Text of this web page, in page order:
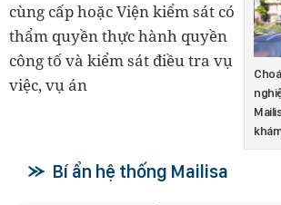
cùng cấp hoặc Viện kiểm sát có
thẩm quyền thực hành quyền
công tố và kiểm sát điều tra vụ
việc, vụ án
Bí ẩn hệ thống Mailisa